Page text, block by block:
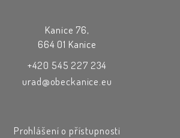
Kanice 76,
664 01 Kanice
+420 545 227 234
urad@obeckanice.eu
Prohlášení o přístupnosti